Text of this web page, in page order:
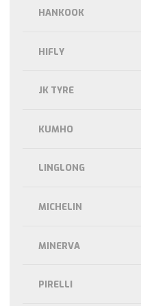
HANKOOK
HIFLY
JK TYRE
KUMHO
LINGLONG
MICHELIN
MINERVA
PIRELLI